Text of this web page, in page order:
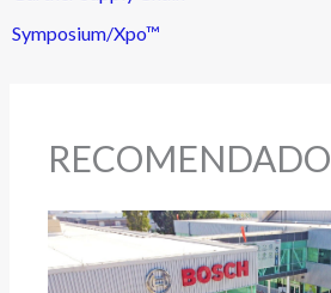
Symposium/Xpo™
RECOMENDADO